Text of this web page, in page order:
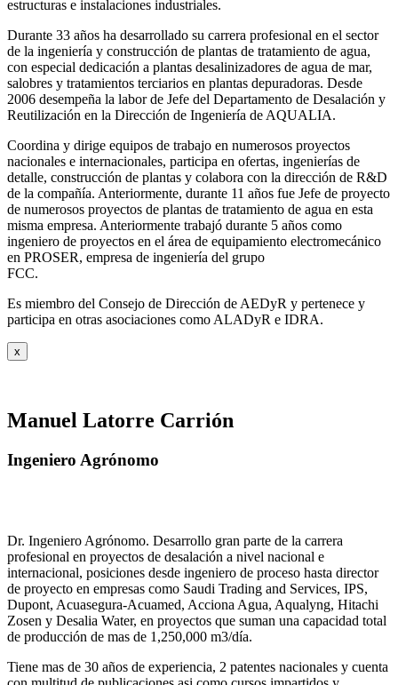
estructuras e instalaciones industriales.
Durante 33 años ha desarrollado su carrera profesional en el sector
de la ingeniería y construcción de plantas de tratamiento de agua,
con especial dedicación a plantas desalinizadores de agua de mar,
salobres y tratamientos terciarios en plantas depuradoras. Desde
2006 desempeña la labor de Jefe del Departamento de Desalación y
Reutilización en la Dirección de Ingeniería de AQUALIA.
Coordina y dirige equipos de trabajo en numerosos proyectos
nacionales e internacionales, participa en ofertas, ingenierías de
detalle, construcción de plantas y colabora con la dirección de R&D
de la compañía. Anteriormente, durante 11 años fue Jefe de proyecto
de numerosos proyectos de plantas de tratamiento de agua en esta
misma empresa. Anteriormente trabajó durante 5 años como
ingeniero de proyectos en el área de equipamiento electromecánico
en PROSER, empresa de ingeniería del grupo
FCC.
Es miembro del Consejo de Dirección de AEDyR y pertenece y
participa en otras asociaciones como ALADyR e IDRA.
x
Manuel Latorre Carrión
Ingeniero Agrónomo
Dr. Ingeniero Agrónomo. Desarrollo gran parte de la carrera
profesional en proyectos de desalación a nivel nacional e
internacional, posiciones desde ingeniero de proceso hasta director
de proyecto en empresas como Saudi Trading and Services, IPS,
Dupont, Acuasegura-Acuamed, Acciona Agua, Aqualyng, Hitachi
Zosen y Desalia Water, en proyectos que suman una capacidad total
de producción de mas de 1,250,000 m3/día.
Tiene mas de 30 años de experiencia, 2 patentes nacionales y cuenta